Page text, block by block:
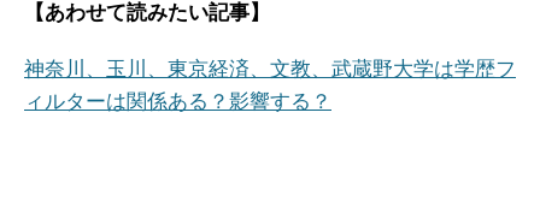
【あわせて読みたい記事】
神奈川、玉川、東京経済、文教、武蔵野大学は学歴フ
ィルターは関係ある？影響する？